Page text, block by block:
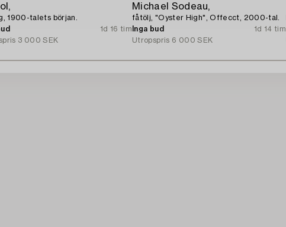
1900-talets början.
1d 16 tim
3 000 SEK
Michael Sodeau,
fåtölj, "Oyster High", Offecct, 2000-tal.
Inga bud
1d 14 tim
Utropspris 6 000 SEK